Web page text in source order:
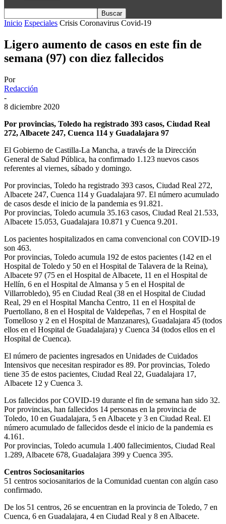
Inicio Especiales Crisis Coronavirus Covid-19
Ligero aumento de casos en este fin de
semana (97) con diez fallecidos
Por
Redacción
-
8 diciembre 2020
Por provincias, Toledo ha registrado 393 casos, Ciudad Real
272, Albacete 247, Cuenca 114 y Guadalajara 97
El Gobierno de Castilla-La Mancha, a través de la Dirección
General de Salud Pública, ha confirmado 1.123 nuevos casos
referentes al viernes, sábado y domingo.
Por provincias, Toledo ha registrado 393 casos, Ciudad Real 272,
Albacete 247, Cuenca 114 y Guadalajara 97. El número acumulado
de casos desde el inicio de la pandemia es 91.821.
Por provincias, Toledo acumula 35.163 casos, Ciudad Real 21.533,
Albacete 15.053, Guadalajara 10.871 y Cuenca 9.201.
Los pacientes hospitalizados en cama convencional con COVID-19
son 463.
Por provincias, Toledo acumula 192 de estos pacientes (142 en el
Hospital de Toledo y 50 en el Hospital de Talavera de la Reina),
Albacete 97 (75 en el Hospital de Albacete, 11 en el Hospital de
Hellín, 6 en el Hospital de Almansa y 5 en el Hospital de
Villarrobledo), 95 en Ciudad Real (38 en el Hospital de Ciudad
Real, 29 en el Hospital Mancha Centro, 11 en el Hospital de
Puertollano, 8 en el Hospital de Valdepeñas, 7 en el Hospital de
Tomelloso y 2 en el Hospital de Manzanares), Guadalajara 45 (todos
ellos en el Hospital de Guadalajara) y Cuenca 34 (todos ellos en el
Hospital de Cuenca).
El número de pacientes ingresados en Unidades de Cuidados
Intensivos que necesitan respirador es 89. Por provincias, Toledo
tiene 35 de estos pacientes, Ciudad Real 22, Guadalajara 17,
Albacete 12 y Cuenca 3.
Los fallecidos por COVID-19 durante el fin de semana han sido 32.
Por provincias, han fallecidos 14 personas en la provincia de
Toledo, 10 en Guadalajara, 5 en Albacete y 3 en Ciudad Real. El
número acumulado de fallecidos desde el inicio de la pandemia es
4.161.
Por provincias, Toledo acumula 1.400 fallecimientos, Ciudad Real
1.289, Albacete 678, Guadalajara 399 y Cuenca 395.
Centros Sociosanitarios
51 centros sociosanitarios de la Comunidad cuentan con algún caso
confirmado.
De los 51 centros, 26 se encuentran en la provincia de Toledo, 7 en
Cuenca, 6 en Guadalajara, 4 en Ciudad Real y 8 en Albacete.